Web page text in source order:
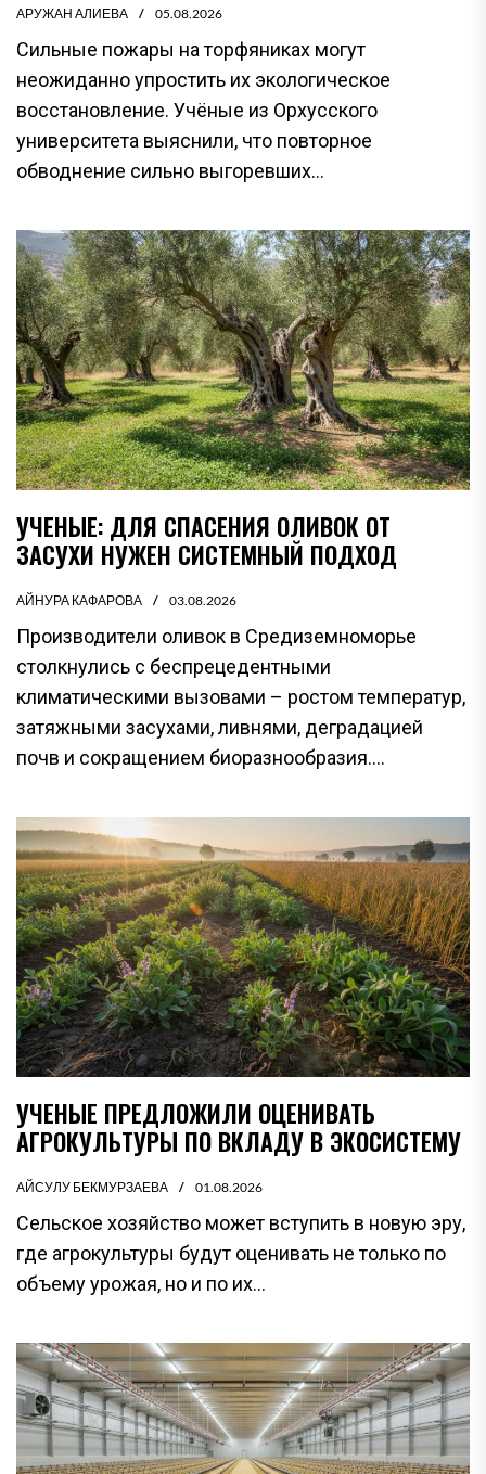
АРУЖАН АЛИЕВА 05.08.2026
Сильные пожары на торфяниках могут
неожиданно упростить их экологическое
восстановление. Учёные из Орхусского
университета выяснили, что повторное
обводнение сильно выгоревших...
УЧЕНЫЕ: ДЛЯ СПАСЕНИЯ ОЛИВОК ОТ
ЗАСУХИ НУЖЕН СИСТЕМНЫЙ ПОДХОД
АЙНУРА КАФАРОВА 03.08.2026
Производители оливок в Средиземноморье
столкнулись с беспрецедентными
климатическими вызовами – ростом температур,
затяжными засухами, ливнями, деградацией
почв и сокращением биоразнообразия....
УЧЕНЫЕ ПРЕДЛОЖИЛИ ОЦЕНИВАТЬ
АГРОКУЛЬТУРЫ ПО ВКЛАДУ В ЭКОСИСТЕМУ
АЙСУЛУ БЕКМУРЗАЕВА 01.08.2026
Сельское хозяйство может вступить в новую эру,
где агрокультуры будут оценивать не только по
объему урожая, но и по их...